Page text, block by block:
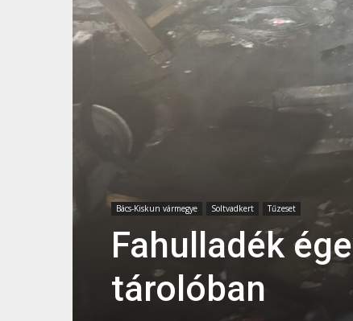
Bács-Kiskun vármegye Soltvadkert Tűzeset
Fahulladék
tárolóban